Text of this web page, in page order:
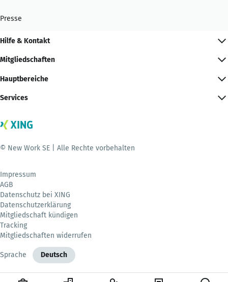
Presse
Hilfe & Kontakt
Mitgliedschaften
Hauptbereiche
Services
© New Work SE | Alle Rechte vorbehalten
Impressum
AGB
Datenschutz bei XING
Datenschutzerklärung
Mitgliedschaft kündigen
Tracking
Mitgliedschaften widerrufen
Sprache Deutsch